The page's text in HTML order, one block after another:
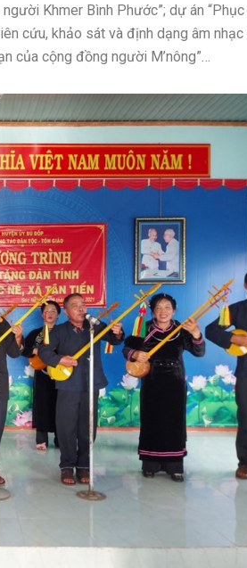
Khmer Bình Phước”; dự án
cứu, khảo sát và định dạng âm nhạc
của cộng đồng người M’nông”…